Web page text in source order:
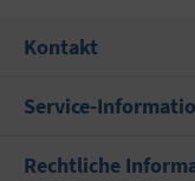
Kontakt
Service-
Rechtliche